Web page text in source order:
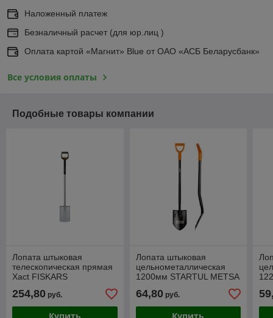
Наложенный платеж
Безналичный расчет (для юр.лиц )
Оплата картой «Магнит» Blue от ОАО «АСБ Беларусбанк»
Все условия оплаты
Подобные товары компании
Лопата штыковая
телескопическая прямая
Xact FISKARS
ширина:192мм)
254,80 руб.
Лопата штыковая
цельнометаллическая
1200мм STARTUL METSA
64,80руб.